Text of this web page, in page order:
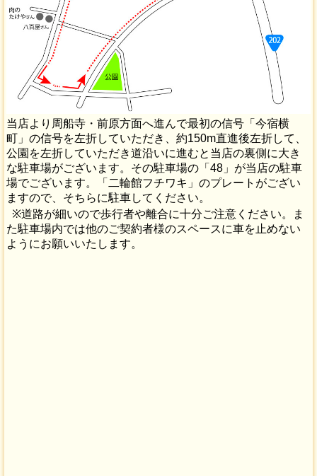
当店より周船寺・前原方面へ進んで最初の信号「今宿横
町」の信号を左折していただき、約150m直進後左折して、
公園を左折していただき道沿いに進むと当店の裏側に大き
な駐車場がございます。その駐車場の「48」が当店の駐車
場でございます。「二輪館フチワキ」のプレートがござい
ますので、そちらに駐車してください。
※道路が細いので歩行者や離合に十分ご注意ください。ま
た駐車場内では他のご契約者様のスペースに車を止めない
ようにお願いいたします。